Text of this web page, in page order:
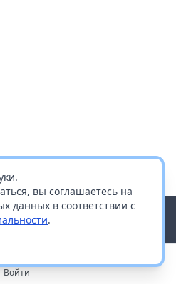
вы соглашаетесь на
данных в соответствии с
.
Войти